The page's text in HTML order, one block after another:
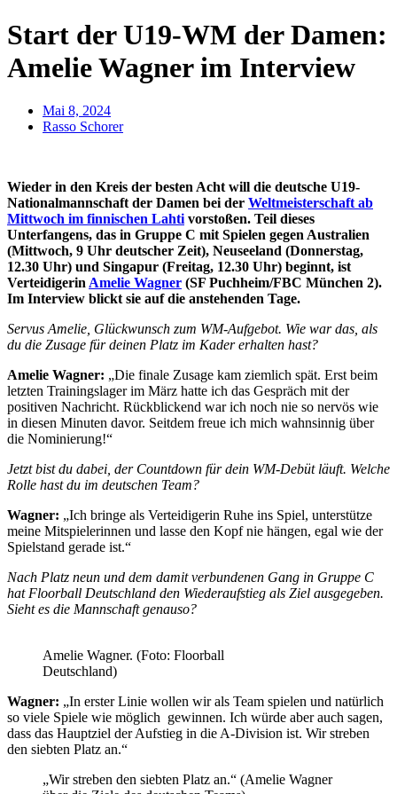
Start der U19-WM der Damen:
Amelie Wagner im Interview
Mai 8, 2024
Rasso Schorer
Wieder in den Kreis der besten Acht will die deutsche U19-
Nationalmannschaft der Damen bei der Weltmeisterschaft ab
Mittwoch im finnischen Lahtivorstoßen. Teil dieses
Unterfangens, das in Gruppe C mit Spielen gegen Australien
(Mittwoch, 9 Uhr deutscher Zeit), Neuseeland (Donnerstag,
12.30 Uhr) und Singapur (Freitag, 12.30 Uhr) beginnt, ist
VerteidigerinAmelie Wagner (SF Puchheim/FBC München 2).
Im Interview blickt sie auf die anstehenden Tage.
Servus Amelie, Glückwunsch zum WM-Aufgebot. Wie war das, als
du die Zusage für deinen Platz im Kader erhalten hast?
Amelie Wagner: „Die finale Zusage kam ziemlich spät. Erst beim
letzten Trainingslager im März hatte ich das Gespräch mit der
positiven Nachricht. Rückblickend war ich noch nie so nervös wie
in diesen Minuten davor. Seitdem freue ich mich wahnsinnig über
die Nominierung!“
Jetzt bist du dabei, der Countdown für dein WM-Debüt läuft. Welche
Rolle hast du im deutschen Team?
Wagner: „Ich bringe als Verteidigerin Ruhe ins Spiel, unterstütze
meine Mitspielerinnen und lasse den Kopf nie hängen, egal wie der
Spielstand gerade ist.“
Nach Platz neun und dem damit verbundenen Gang in Gruppe C
hat Floorball Deutschland den Wiederaufstieg als Ziel ausgegeben.
Sieht es die Mannschaft genauso?
Amelie Wagner. (Foto: Floorball
Deutschland)
Wagner: „In erster Linie wollen wir als Team spielen und natürlich
so viele Spiele wie möglich gewinnen. Ich würde aber auch sagen,
dass das Hauptziel der Aufstieg in die A-Division ist. Wir streben
den siebten Platz an.“
„Wir streben den siebten Platz an.“ (Amelie Wagner